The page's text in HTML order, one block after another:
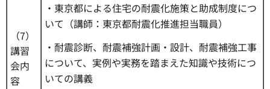
（7）
講習
会内
容
・東京都による住宅の耐震化施策と助成制度につ
いて（講師：東京都耐震化推進担当職員）
・耐震診断、耐震補強計画・設計、耐震補強工事
について、実例や実務を踏まえた知識や技術につ
いての講義